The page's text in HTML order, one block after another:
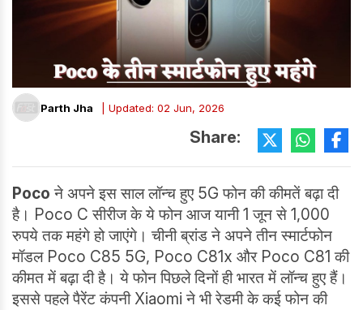
Parth Jha | Updated: 02 Jun, 2026
Share:
Poco ने अपने इस साल लॉन्च हुए 5G फोन की कीमतें बढ़ा दी
है। Poco C सीरीज के ये फोन आज यानी 1 जून से 1,000
रुपये तक महंगे हो जाएंगे। चीनी ब्रांड ने अपने तीन स्मार्टफोन
मॉडल Poco C85 5G, Poco C81x और Poco C81 की
कीमत में बढ़ा दी है। ये फोन पिछले दिनों ही भारत में लॉन्च हुए हैं।
इससे पहले पैरेंट कंपनी Xiaomi ने भी रेडमी के कई फोन की